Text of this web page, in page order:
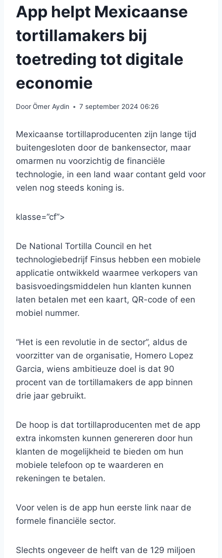
App helpt Mexicaanse
tortillamakers bij
toetreding tot digitale
economie
DoorÖmer Aydin 7 september 2024 06:26
Mexicaanse tortillaproducenten zijn lange tijd
buitengesloten door de bankensector, maar
omarmen nu voorzichtig de financiële
technologie, in een land waar contant geld voor
velen nog steeds koning is.
klasse=”cf”>
De National Tortilla Council en het
technologiebedrijf Finsus hebben een mobiele
applicatie ontwikkeld waarmee verkopers van
basisvoedingsmiddelen hun klanten kunnen
laten betalen met een kaart, QR-code of een
mobiel nummer.
“Het is een revolutie in de sector”, aldus de
voorzitter van de organisatie, Homero Lopez
Garcia, wiens ambitieuze doel is dat 90
procent van de tortillamakers de app binnen
drie jaar gebruikt.
De hoop is dat tortillaproducenten met de app
extra inkomsten kunnen genereren door hun
klanten de mogelijkheid te bieden om hun
mobiele telefoon op te waarderen en
rekeningen te betalen.
Voor velen is de app hun eerste link naar de
formele financiële sector.
Slechts ongeveer de helft van de 129 miljoen